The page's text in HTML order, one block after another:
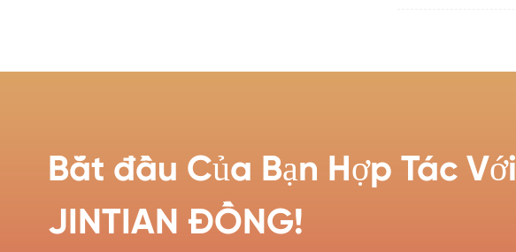
Bắt đầu Của Bạn Hợp Tác Với
JINTIAN ĐỒNG!